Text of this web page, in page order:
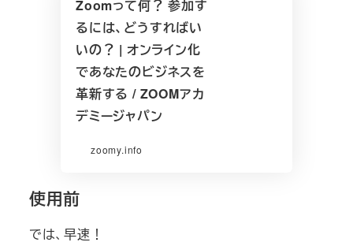
Zoomって何？ 参加す
るには、どうすればい
いの？ | オンライン化
であなたのビジネスを
革新する / ZOOMアカ
デミージャパン
zoomy.info
使用前
では、早速！